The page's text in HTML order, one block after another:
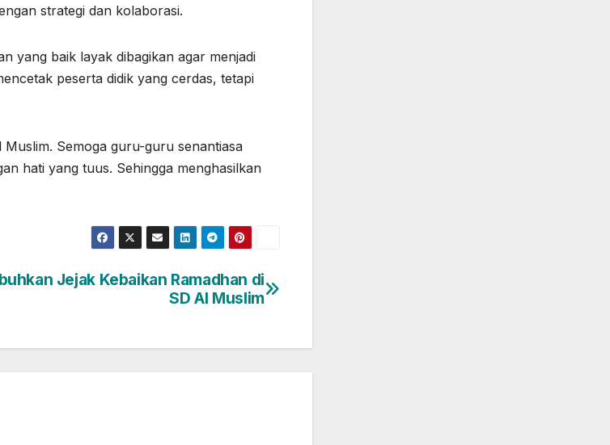
strategi dan kolaborasi.
yang baik layak dibagikan agar menjadi
peserta didik yang cerdas, tetapi
Semoga guru-guru senantiasa
hati yang tuus. Sehingga menghasilkan
Jejak Kebaikan Ramadhan di
SD Al Muslim